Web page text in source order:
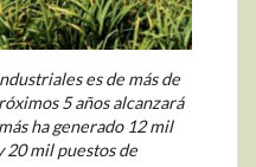
es de más de
5 años alcanzará
ha generado 12 mil
20 mil puestos de